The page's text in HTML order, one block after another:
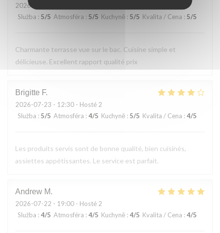
2026-07-24
Služba : 5/5 Atmosféra : 5/5 Kuchyně : 5/5 Kvalita / Cena : 5/5
Charmante terrasse vue sur le bac. Cuisine simple et
délicieuse. Excellent rapport qualité prix
Brigitte F
2026-07-23 - 12:30 - Hosté 2
Služba : 5/5 Atmosféra : 4/5 Kuchyně : 5/5 Kvalita / Cena : 4/5
Les produits servis sont de bonne qualité, bien cuisinés,
assiettes appétissantes. Le service est parfait.
Andrew M
2026-07-22 - 19:00 - Hosté 2
Služba : 4/5 Atmosféra : 4/5 Kuchyně : 4/5 Kvalita / Cena : 4/5